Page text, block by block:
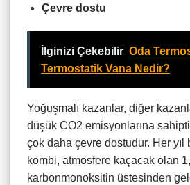
Çevre dostu
İlginizi Çekebilir Oda
Termostatik Vana Nedir?
Yoğuşmalı kazanlar, diğer
düşük CO2 emisyonlarına
çok daha çevre dostudur. Her yıl
kombi, atmosfere kaçacak olan
karbonmonoksitin üstesinden